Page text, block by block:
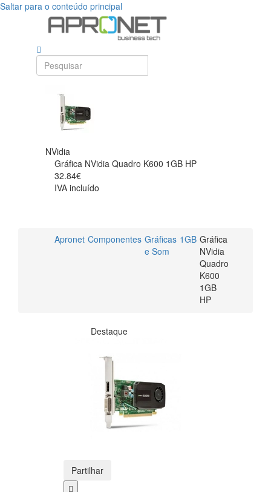
Saltar para o conteúdo principal
NVidia
Gráfica NVidia Quadro K600 1GB HP
32.84€
IVA incluído
Apronet Componentes Gráficas
e Som
1GB Gráfica
NVidia
Quadro
K600
1GB
HP
Destaque
Partilhar